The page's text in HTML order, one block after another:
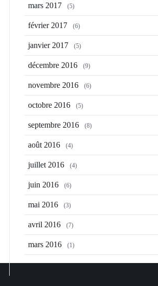
mars 2017 (5)
février 2017 (6)
janvier 2017 (5)
décembre 2016 (9)
novembre 2016 (6)
octobre 2016 (5)
septembre 2016 (8)
août 2016 (4)
juillet 2016 (4)
juin 2016 (6)
mai 2016 (3)
avril 2016 (7)
mars 2016 (1)